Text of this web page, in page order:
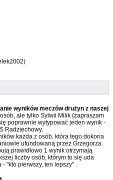
wyników meczów drużyn z naszej
ale tylko Sylwii Milik (zapraszam
poprawnie wytypować jeden wynik -
Radziechowy.
każda z osób, która tego dokona
ufundowaną przez Grzegorza
prawidłowo 1 wynik otrzymają
liczby osób, którym to się uda
"kto pierwszy, ten lepszy" .